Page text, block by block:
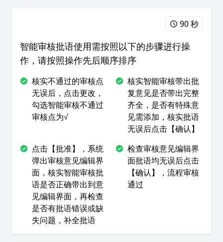
90 秒
智能审核批语使用需按照以下的步骤进行操
作，请按照操作先后顺序排序
核实不通过的审核点
无误后，点击更改，
勾选智能审核不通过
审核点为√
核实智能审核带出批
复意见是否带出完整
齐全，是否有特殊意
见需添加，核实批语
无误后点击【确认】
点击【批准】，系统
弹出审核意见编辑界
面，核实智能审核批
语是否正确带出到意
见编辑界面，再检查
是否有批语错误或缺
失问题，补全批语
检查审核意见编辑界
面批语均无误后点击
【确认】，流程审核
通过